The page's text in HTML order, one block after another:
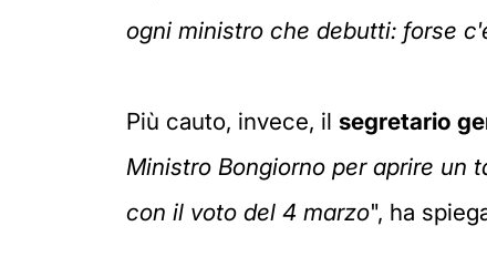
ogni ministro che debutti: forse
Più cauto, invece, il segretario
Ministro Bongiorno per aprire un
con il voto del 4 marzo", ha